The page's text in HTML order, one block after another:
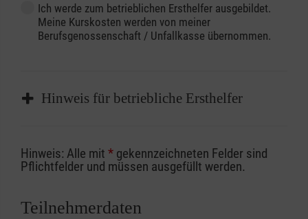
Ich werde zum betrieblichen Ersthelfer ausgebildet.
Meine Kurskosten werden von meiner
Berufsgenossenschaft / Unfallkasse übernommen.
Hinweis für betriebliche Ersthelfer
Sofern Sie ein Kostenübernahmeverfahren
Ihrer Berufsgenossenschaft / Unfallkasse
Abrechnungsunterlagen spätestens zu
Hinweis: Alle mit * gekennzeichneten Felder sind
Pflichtfelder und müssen ausgefüllt werden.
Teilnehmerdaten